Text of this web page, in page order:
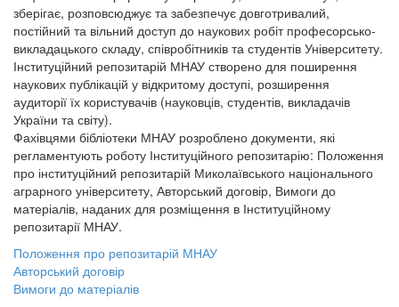
зберігає, розповсюджує та забезпечує довготривалий,
постійний та вільний доступ до наукових робіт професорсько-
викладацького складу, співробітників та студентів Університету.
Інституційний репозитарій МНАУ створено для поширення
наукових публікацій у відкритому доступі, розширення
аудиторії їх користувачів (науковців, студентів, викладачів
України та світу).
Фахівцями бібліотеки МНАУ розроблено документи, які
регламентують роботу Інституційного репозитарію: Положення
про інституційний репозитарій Миколаївського національного
аграрного університету, Авторський договір, Вимоги до
матеріалів, наданих для розміщення в Інституційному
репозитарії МНАУ.
Положення про репозитарій МНАУ
Авторський договір
Вимоги до матеріалів